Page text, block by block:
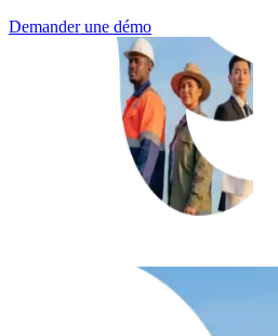
Demander une démo